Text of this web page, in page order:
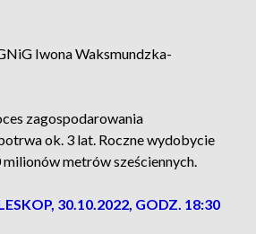
Iwona Waksmundzka-
zagospodarowania
ok. 3 lat. Roczne wydobycie
milionów metrów sześciennych.
30.10.2022, GODZ. 18:30